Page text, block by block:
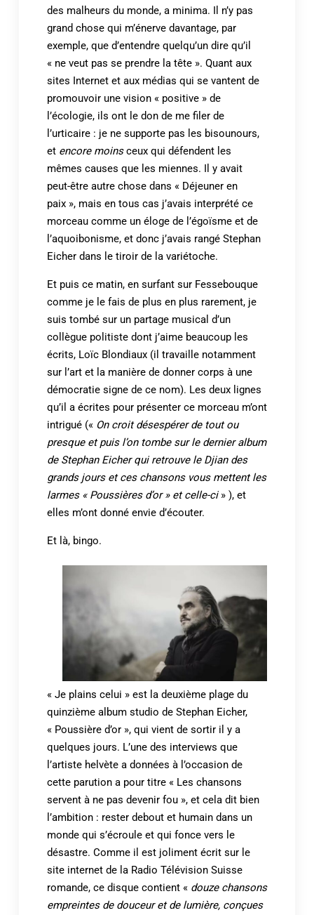
des malheurs du monde, a minima. Il n’y pas
grand chose qui m’énerve davantage, par
exemple, que d’entendre quelqu’un dire qu’il
« ne veut pas se prendre la tête ». Quant aux
sites Internet et aux médias qui se vantent de
promouvoir une vision « positive » de
l’écologie, ils ont le don de me filer de
l’urticaire : je ne supporte pas les bisounours,
et encore moinsceux qui défendent les
mêmes causes que les miennes. Il y avait
peut-être autre chose dans « Déjeuner en
paix », mais en tous cas j’avais interprété ce
morceau comme un éloge de l’égoïsme et de
l’aquoibonisme, et donc j’avais rangé Stephan
Eicher dans le tiroir de la variétoche.
Et puis ce matin, en surfant sur Fessebouque
comme je le fais de plus en plus rarement, je
suis tombé sur un partage musical d’un
collègue politiste dont j’aime beaucoup les
écrits, Loïc Blondiaux (il travaille notamment
sur l’art et la manière de donner corps à une
démocratie signe de ce nom). Les deux lignes
qu’il a écrites pour présenter ce morceau m’ont
intrigué (« On croit désespérer de tout ou
presque et puis l’on tombe sur le dernier album
de Stephan Eicher qui retrouve le Djian des
grands jours et ces chansons vous mettent les
larmes « Poussières d’or » et celle-ci» ), et
elles m’ont donné envie d’écouter.
Et là, bingo.
« Je plains celui » est la deuxième plage du
quinzième album studio de Stephan Eicher,
« Poussière d’or », qui vient de sortir il y a
quelques jours. L’une des interviews que
l’artiste helvète a données à l’occasion de
cette parution a pour titre « Les chansons
servent à ne pas devenir fou », et cela dit bien
l’ambition : rester debout et humain dans un
monde qui s’écroule et qui fonce vers le
désastre. Comme il est joliment écrit sur le
site internet de la Radio Télévision Suisse
romande, ce disque contient « douze chansons
empreintes de douceur et de lumière, conçues